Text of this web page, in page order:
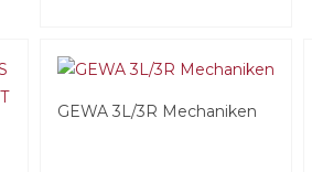
GEWA 3L/3R Mechaniken